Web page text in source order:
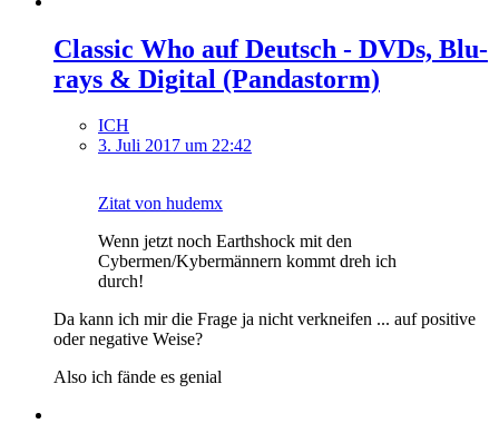
Classic Who auf Deutsch - DVDs, Blu-
rays & Digital (Pandastorm)
ICH
3. Juli 2017 um 22:42
Zitat von hudemx
Wenn jetzt noch Earthshock mit den
Cybermen/Kybermännern kommt dreh ich
durch!
Da kann ich mir die Frage ja nicht verkneifen ... auf positive
oder negative Weise?
Also ich fände es genial